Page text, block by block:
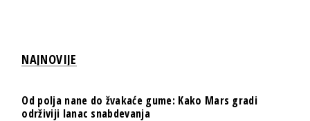
NAJNOVIJE
Od polja nane do žvakaće gume: Kako Mars gradi
održiviji lanac snabdevanja